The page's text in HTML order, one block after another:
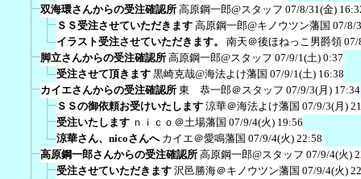
双海環さんからの受注確認所 高原鋼一郎@スタッフ 07/8/31(金)
ＳＳ受注させていただきます 高原鋼一郎@キノウツン藩国 07/8/
イラスト受注させていただきます。
南天＠後ほねっこ男爵領 07/
脚立さんからの受注確認所 高原鋼一郎@スタッフ 07/9/1(土) 0:37
受注させて頂きます 黒崎克哉@海法よけ藩国 07/9/1(土) 16:38
カイエさんからの受注確認所 東 恭一郎＠スタッフ 07/9/3(月) 17:34
ＳＳの御依頼お受けいたします 涼華＠海法よけ藩国 07/9/3(月)
受注いたします ｎｉｃｏ＠土場藩国 07/9/4(火) 19:56
涼華さん、nicoさんへ カイエ＠愛鳴藩国 07/9/4(火) 22:58
高原鋼一郎さんからの受注確認所 高原鋼一郎@スタッフ 07/9/4(火)
受注させていただきます 沢邑勝海＠キノウツン藩国 07/9/4(火)